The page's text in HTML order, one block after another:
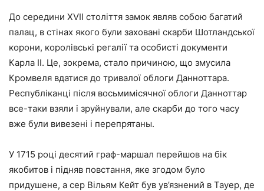
До середини XVII століття замок являв собою багатий
палац, в стінах якого були заховані скарби Шотландської
корони, королівські регалії та особисті документи
Карла II. Це, зокрема, стало причиною, що змусила
Кромвеля вдатися до тривалої облоги Данноттара.
Республіканці після восьмимісячної облоги Данноттар
все-таки взяли і зруйнували, але скарби до того часу
вже були вивезені і перепрятаны.
У 1715 році десятий граф-маршал перейшов на бік
якобитов і підняв повстання, яке згодом було
придушене, а сер Вільям Кейт був ув’язнений в Тауер, де